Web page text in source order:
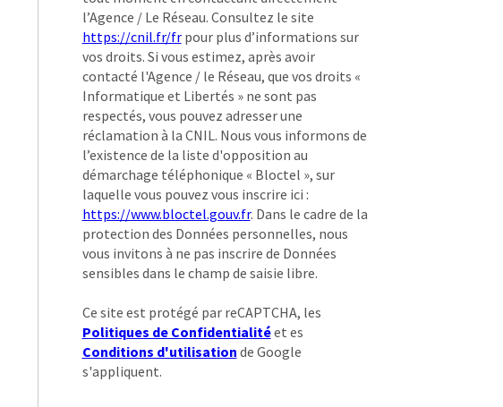
l’Agence / Le Réseau. Consultez le site
https://cnil.fr/frpour plus d’informations sur
vos droits. Si vous estimez, après avoir
contacté l'Agence / le Réseau, que vos droits «
Informatique et Libertés » ne sont pas
respectés, vous pouvez adresser une
réclamation à la CNIL. Nous vous informons de
l’existence de la liste d'opposition au
démarchage téléphonique « Bloctel », sur
laquelle vous pouvez vous inscrire ici :
https://www.bloctel.gouv.fr. Dans le cadre de la
protection des Données personnelles, nous
vous invitons à ne pas inscrire de Données
sensibles dans le champ de saisie libre.
Ce site est protégé par reCAPTCHA, les
Politiques de Confidentialitéet es
Conditions d'utilisation de Google
s'appliquent.